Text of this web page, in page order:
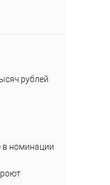
рублей
в номинации